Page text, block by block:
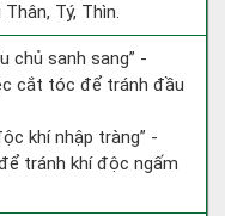
Tý, Thìn.
chủ sanh sang” -
cắt tóc để tránh đầu
khí nhập tràng” -
tránh khí độc ngấm